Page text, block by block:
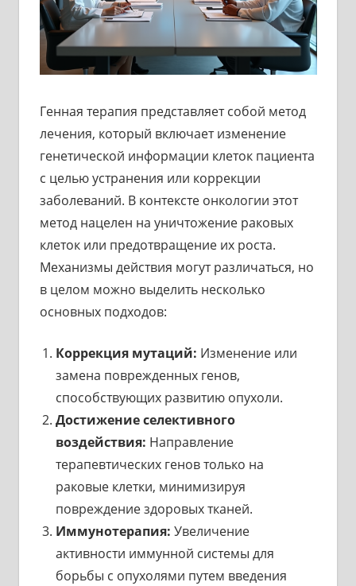
Генная терапия представляет собой метод
лечения, который включает изменение
генетической информации клеток пациента
с целью устранения или коррекции
заболеваний. В контексте онкологии этот
метод нацелен на уничтожение раковых
клеток или предотвращение их роста.
Механизмы действия могут различаться, но
в целом можно выделить несколько
основных подходов:
Коррекция мутаций: Изменение или
замена поврежденных генов,
способствующих развитию опухоли.
Достижение селективного
воздействия: Направление
терапевтических генов только на
раковые клетки, минимизируя
повреждение здоровых тканей.
Иммунотерапия: Увеличение
активности иммунной системы для
борьбы с опухолями путем введения